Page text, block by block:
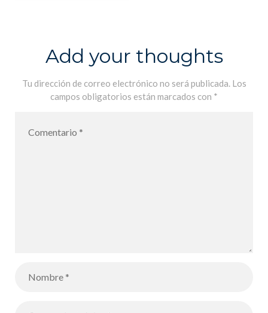
Add your thoughts
Tu dirección de correo electrónico no será publicada. Los
campos obligatorios están marcados con *